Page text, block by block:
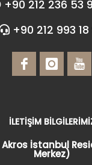
+90 212 236 53
+90 212 993 18
İLETİŞİM
İstanbul
Merkez)